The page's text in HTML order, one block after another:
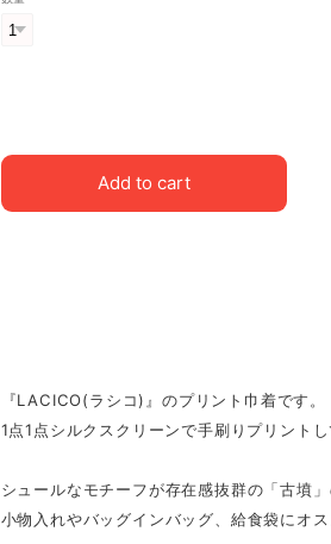
Add to cart
『LACICO(ラシコ)』のプリント巾着です。
1点1点シルクスクリーンで手刷りプリントし
シュールなモチーフが存在感抜群の「古墳
小物入れやバッグインバッグ、給食袋にオス